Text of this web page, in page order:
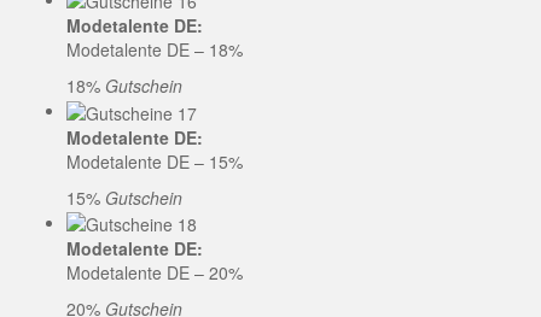
Modetalente DE:
Modetalente DE – 18%
18% Gutschein
Modetalente DE:
Modetalente DE – 15%
15% Gutschein
Modetalente DE:
Modetalente DE – 20%
20% Gutschein